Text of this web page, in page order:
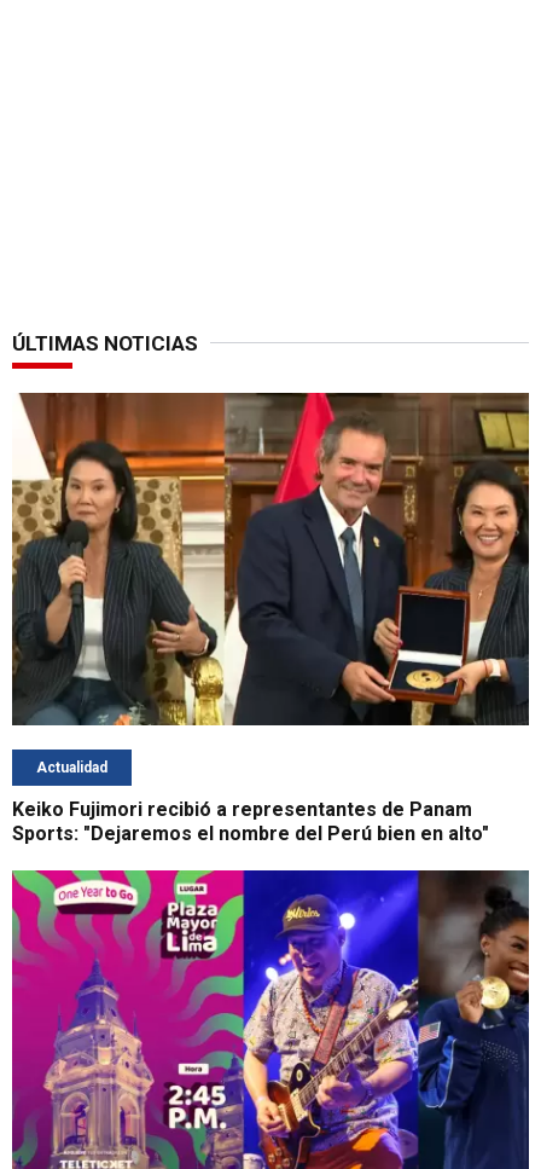
ÚLTIMAS NOTICIAS
Actualidad
Keiko Fujimori recibió a representantes de Panam
Sports: "Dejaremos el nombre del Perú bien en alto"